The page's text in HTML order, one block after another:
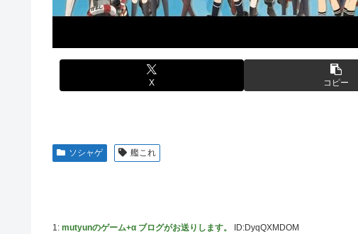
ぐらんぶる Season 3 第5話 感想：耕平がタレントの替え玉に！奇
【画像】島田フミカネ先生、ひたすらエッチな絵を上げ続ける存在
【画像あり】ワイ、今更SSSS.GRIDMANを観賞するも面白過ぎ
【バンダイ】「食玩」「プライズ」「ガシャポン」2026年8月発売
【悲報】かつての「快楽天」が微妙になったわけｗｗｗｗｗ
ジャグラーやってる奴ってヤバいの多すぎじゃね？？？
今季もタイトル獲得を目指すFC町田ゼルビア黒田剛監督が抱負を語
X コピー
ソシャゲ 艦これ
1: mutyunのゲーム+α ブログがお送りします。 ID:DyqQXMDOM